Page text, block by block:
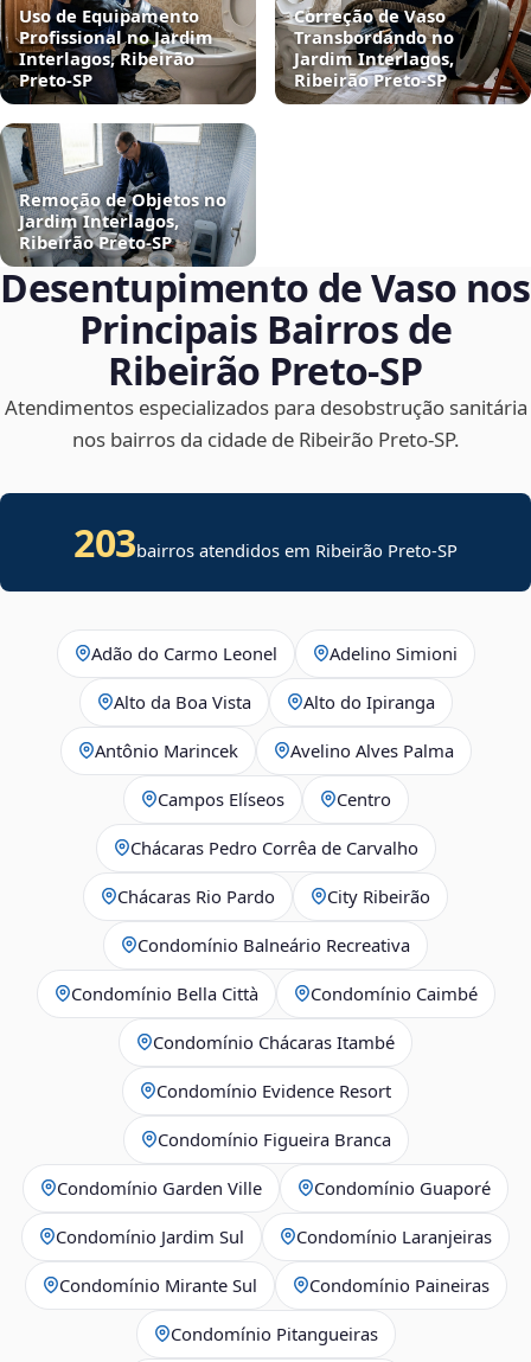
Uso de Equipamento
Profissional no Jardim
Interlagos, Ribeirão
Preto‑SP
Correção de Vaso
Transbordando no
Jardim Interlagos,
Ribeirão Preto‑SP
Remoção de Objetos no
Jardim Interlagos,
Ribeirão Preto‑SP
Desentupimento de Vaso nos
Principais Bairros de
Ribeirão Preto‑SP
Atendimentos especializados para desobstrução sanitária
nos bairros da cidade de Ribeirão Preto‑SP.
203bairros atendidos em Ribeirão Preto-SP
Adão do Carmo Leonel Adelino Simioni
Alto da Boa Vista Alto do Ipiranga
Antônio Marincek Avelino Alves Palma
Campos Elíseos Centro
Chácaras Pedro Corrêa de Carvalho
Chácaras Rio Pardo City Ribeirão
Condomínio Balneário Recreativa
Condomínio Bella Città Condomínio Caimbé
Condomínio Chácaras Itambé
Condomínio Evidence Resort
Condomínio Figueira Branca
Condomínio Garden Ville Condomínio Guaporé
Condomínio Jardim Sul Condomínio Laranjeiras
Condomínio Mirante Sul Condomínio Paineiras
Condomínio Pitangueiras